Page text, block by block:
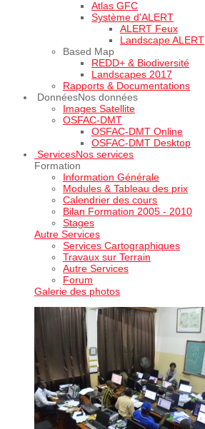
Atlas GFC
Système d'ALERT
ALERT Feux
Landscape ALERT
Based Map
REDD+ & Biodiversité
Landscapes 2017
Rapports & Documentations
DonnéesNos données
Images Satellite
OSFAC-DMT
OSFAC-DMT Online
OSFAC-DMT Desktop
ServicesNos services
Formation
Information Générale
Modules & Tableau des prix
Calendrier des cours
Bilan Formation 2005 - 2010
Stages
Autre Services
Services Cartographiques
Travaux sur Terrain
Autre Services
Forum
Galerie des photos